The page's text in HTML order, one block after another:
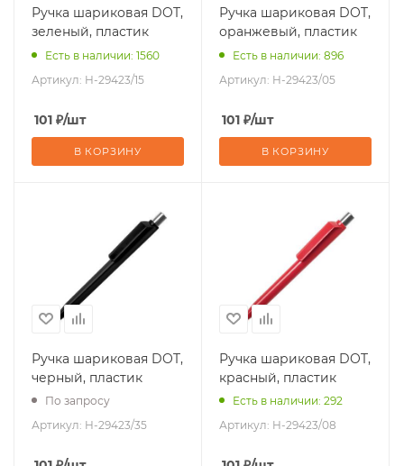
Ручка шариковая DOT,
зеленый, пластик
Есть в наличии: 1560
Артикул: H-29423/15
101 ₽/шт
В КОРЗИНУ
Ручка шариковая DOT,
оранжевый, пластик
Есть в наличии: 896
Артикул: H-29423/05
101 ₽/шт
В КОРЗИНУ
Ручка шариковая DOT,
черный, пластик
По запросу
Артикул: H-29423/35
Ручка шариковая DOT,
красный, пластик
Есть в наличии: 292
Артикул: H-29423/08